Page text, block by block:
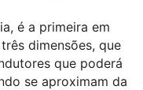
é a primeira em
dimensões, que
que poderá
se aproximam da